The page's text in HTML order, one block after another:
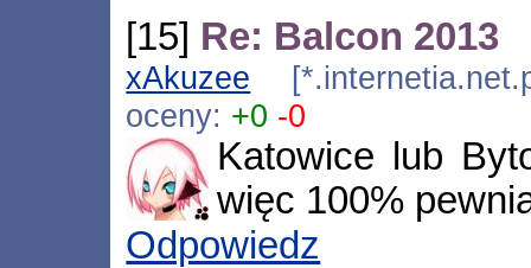
[15] Re: Balcon 2013
xAkuzee
oceny: +0 -0
Katowice lub
więc 100%
Odpowiedz